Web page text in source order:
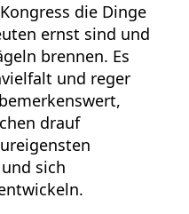
die Dinge
ernst sind und
brennen. Es
und reger
drauf
sich